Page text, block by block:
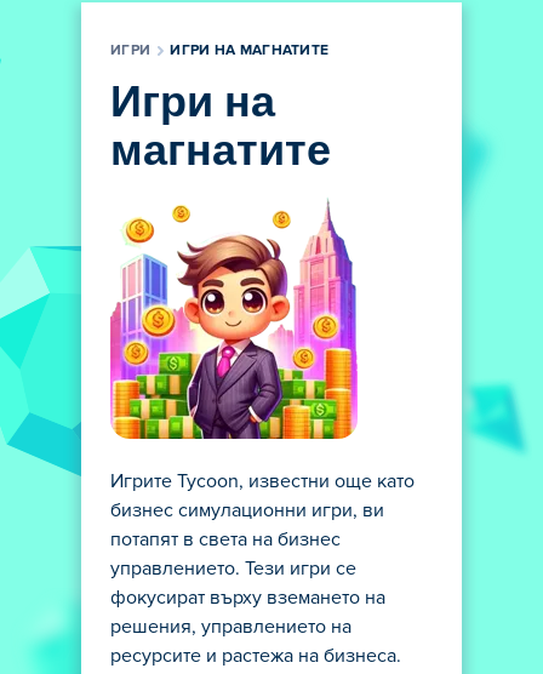
ИГРИ ИГРИ НА МАГНАТИТЕ
Игри на
магнатите
Игрите Tycoon, известни още като
бизнес симулационни игри, ви
потапят в света на бизнес
управлението. Тези игри се
фокусират върху вземането на
решения, управлението на
ресурсите и растежа на бизнеса.